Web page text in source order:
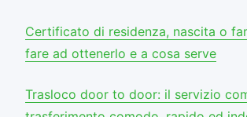
Certificato di residenza, nascita o
fare ad ottenerlo e a cosa serve
Trasloco door to door: il servizio